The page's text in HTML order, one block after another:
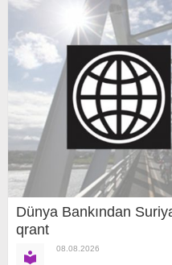
Dünya Bankından
qrant
08.08.2026